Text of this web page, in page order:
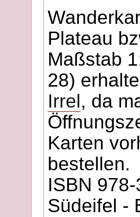
Plateau
Maßstab
28)
Irrel, da
Karten
bestellen.
ISBN
Südeifel -